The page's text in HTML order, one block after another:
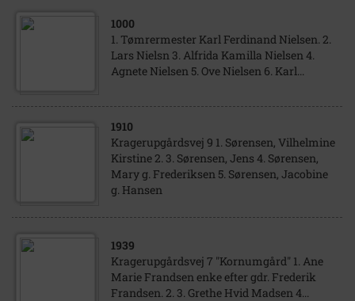
1000
1. Tømrermester Karl Ferdinand Nielsen. 2.
Lars Nielsn 3. Alfrida Kamilla Nielsen 4.
Agnete Nielsen 5. Ove Nielsen 6. Karl...
1910
Kragerupgårdsvej 9 1. Sørensen, Vilhelmine
Kirstine 2. 3. Sørensen, Jens 4. Sørensen,
Mary g. Frederiksen 5. Sørensen, Jacobine
g. Hansen
1939
Kragerupgårdsvej 7 "Kornumgård" 1. Ane
Marie Frandsen enke efter gdr. Frederik
Frandsen. 2. 3. Grethe Hvid Madsen 4...